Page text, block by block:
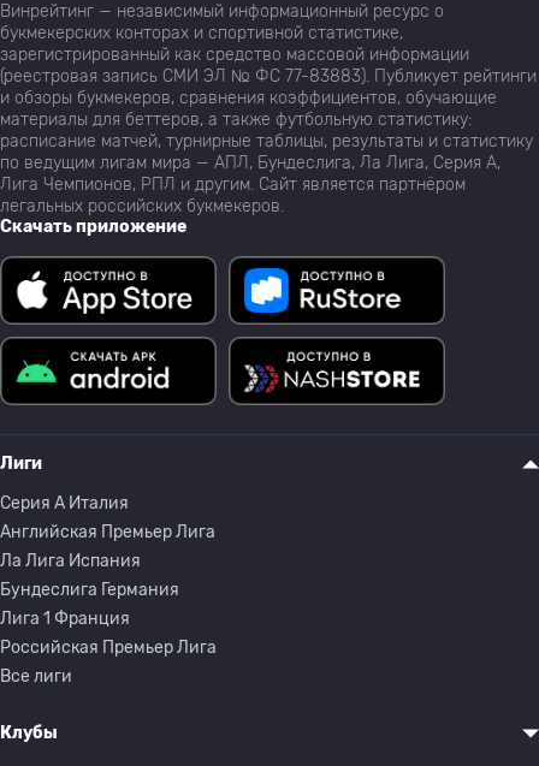
Винрейтинг — независимый информационный ресурс о
букмекерских конторах и спортивной статистике,
зарегистрированный как средство массовой информации
(реестровая запись СМИ ЭЛ № ФС 77-83883). Публикует рейтинги
и обзоры букмекеров, сравнения коэффициентов, обучающие
материалы для беттеров, а также футбольную статистику:
расписание матчей, турнирные таблицы, результаты и статистику
по ведущим лигам мира — АПЛ, Бундеслига, Ла Лига, Серия А,
Лига Чемпионов, РПЛ и другим. Сайт является партнёром
легальных российских букмекеров.
Скачать приложение
Лиги
Серия A Италия
Английская Премьер Лига
Ла Лига Испания
Бундеслига Германия
Лига 1 Франция
Российская Премьер Лига
Все лиги
Клубы